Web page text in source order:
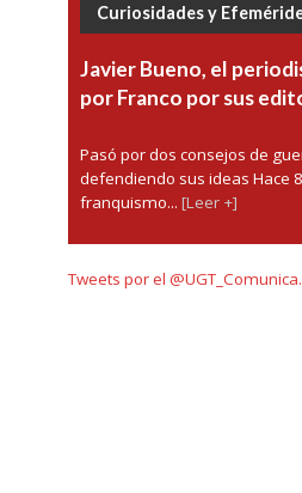
Curiosidades y
Javier Bueno, el
por Franco por sus
Pasó por dos consejos de
defendiendo sus ideas Hace
franquismo... [Leer +]
Tweets por el @UGT_Comunica.